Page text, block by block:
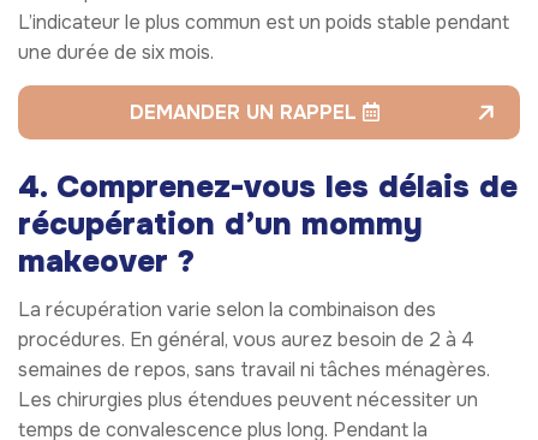
L’indicateur le plus commun est un poids stable pendant
une durée de six mois.
DEMANDER UN RAPPEL
4. Comprenez-vous les délais de
récupération d’un mommy
makeover ?
La récupération varie selon la combinaison des
procédures. En général, vous aurez besoin de 2 à 4
semaines de repos, sans travail ni tâches ménagères.
Les chirurgies plus étendues peuvent nécessiter un
temps de convalescence plus long. Pendant la